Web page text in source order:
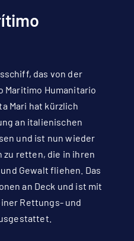
das von der
Maritimo Humanitario
Mari hat kürzlich
an italienischen
und ist nun wieder
zu retten, die in ihren
Gewalt fliehen. Das
an Deck und ist mit
Rettungs- und